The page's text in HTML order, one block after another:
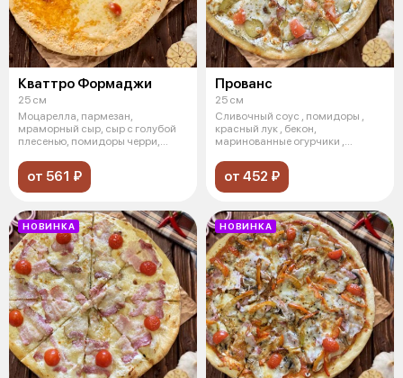
Кваттро Формаджи
25 см
Моцарелла, пармезан,
мраморный сыр, сыр с голубой
плесенью, помидоры черри,
от 561 ₽
Прованс
25 см
Сливочный соус , помидоры ,
красный лук , бекон,
маринованные огурчики ,
от 452 ₽
НОВИНКА НОВИНКА